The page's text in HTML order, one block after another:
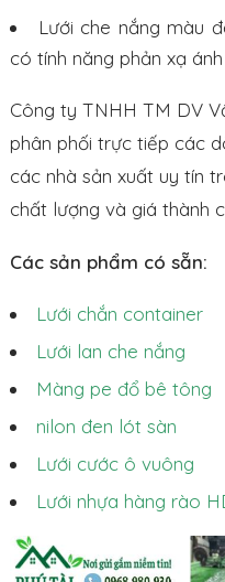
Lưới che nắng màu
có tính năng phản xạ
Công ty TNHH TM DV
phân phối trực tiếp các
các nhà sản xuất uy tín
chất lượng và giá thành
Các sản phẩm có sẵn:
Lưới chắn container
Lưới lan che nắng
Màng pe đổ bê tông
nilon đen lót sàn
Lưới cước ô vuông
Lưới nhựa hàng rào